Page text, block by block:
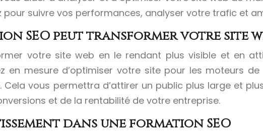
pour suivre vos performances, analyser votre trafic et
SEO peut transformer votre site
votre site web en le rendant plus visible et en
en mesure d’optimiser votre site pour les moteurs
Cela vous permettra d’attirer un public plus large et
et de la rentabilité de votre entreprise.
dans une formation SEO